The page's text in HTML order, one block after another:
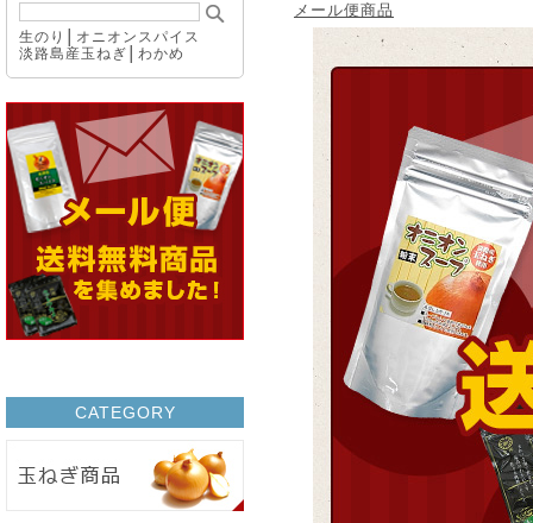
生のり
オニオンスパイス
淡路島産玉ねぎ
わかめ
CATEGORY
メール便商品